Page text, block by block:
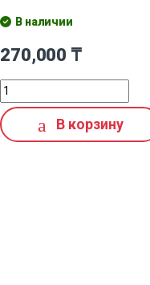
В наличии
270,000 ₸
В корзину